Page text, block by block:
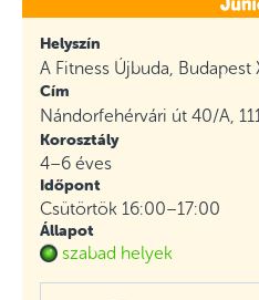
Helyszín
A Fitness Újbuda, Budapest
Cím
Nándorfehérvári út 40/A,
Korosztály
4–6 éves
Időpont
Csütörtök 16:00–17:00
Állapot
szabad helyek